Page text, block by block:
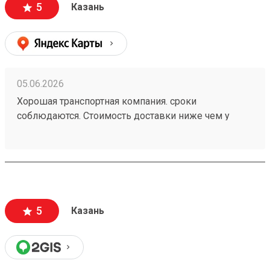
5 Казань
05.06.2026
Хорошая транспортная компания. сроки
соблюдаются. Стоимость доставки ниже чем у
5 Казань